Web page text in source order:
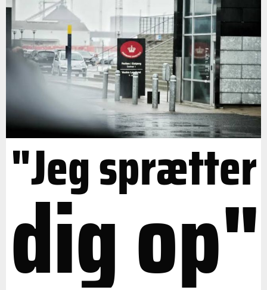
"Jeg sprætter
dig op"